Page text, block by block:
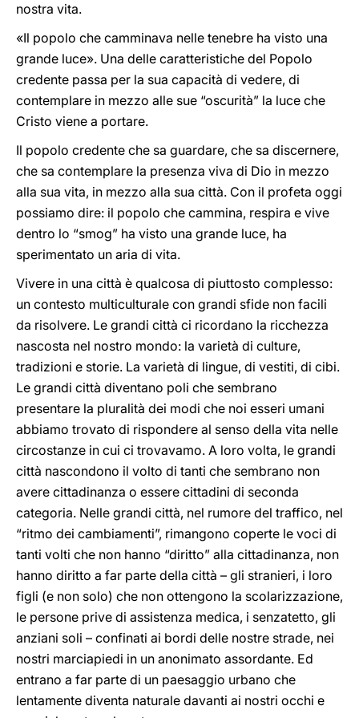
nostra vita.
«Il popolo che camminava nelle tenebre ha visto una
grande luce». Una delle caratteristiche del Popolo
credente passa per la sua capacità di vedere, di
contemplare in mezzo alle sue “oscurità” la luce che
Cristo viene a portare.
Il popolo credente che sa guardare, che sa discernere,
che sa contemplare la presenza viva di Dio in mezzo
alla sua vita, in mezzo alla sua città. Con il profeta oggi
possiamo dire: il popolo che cammina, respira e vive
dentro lo “smog” ha visto una grande luce, ha
sperimentato un aria di vita.
Vivere in una città è qualcosa di piuttosto complesso:
un contesto multiculturale con grandi sfide non facili
da risolvere. Le grandi città ci ricordano la ricchezza
nascosta nel nostro mondo: la varietà di culture,
tradizioni e storie. La varietà di lingue, di vestiti, di cibi.
Le grandi città diventano poli che sembrano
presentare la pluralità dei modi che noi esseri umani
abbiamo trovato di rispondere al senso della vita nelle
circostanze in cui ci trovavamo. A loro volta, le grandi
città nascondono il volto di tanti che sembrano non
avere cittadinanza o essere cittadini di seconda
categoria. Nelle grandi città, nel rumore del traffico, nel
“ritmo dei cambiamenti”, rimangono coperte le voci di
tanti volti che non hanno “diritto” alla cittadinanza, non
hanno diritto a far parte della città – gli stranieri, i loro
figli (e non solo) che non ottengono la scolarizzazione,
le persone prive di assistenza medica, i senzatetto, gli
anziani soli – confinati ai bordi delle nostre strade, nei
nostri marciapiedi in un anonimato assordante. Ed
entrano a far parte di un paesaggio urbano che
lentamente diventa naturale davanti ai nostri occhi e